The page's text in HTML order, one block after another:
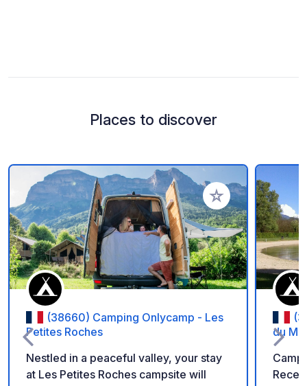
Places to discover
Add to your
(38660) Camping Onlycamp - Les
Petites Roches
Nestled in a peaceful valley, your stay
at Les Petites Roches campsite will
du